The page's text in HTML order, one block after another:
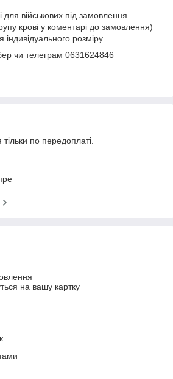
для військових під замовлення
крові у коментарі до замовлення)
розміру
чи телеграм 0631624846
по передоплаті.
на вашу картку